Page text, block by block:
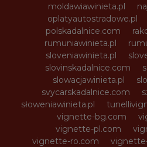
moldawiawinieta.pl
oplatyautostradowe.pl
polskadalnice.com
rumuniawinieta.pl
sloveniawinieta.pl
slovinskadalnice.com
slowacjawinieta.pl
svycarskadalnice.com
słoweniawinieta.pl
vignette-bg.com
vignette-pl.com
vignette-ro.com